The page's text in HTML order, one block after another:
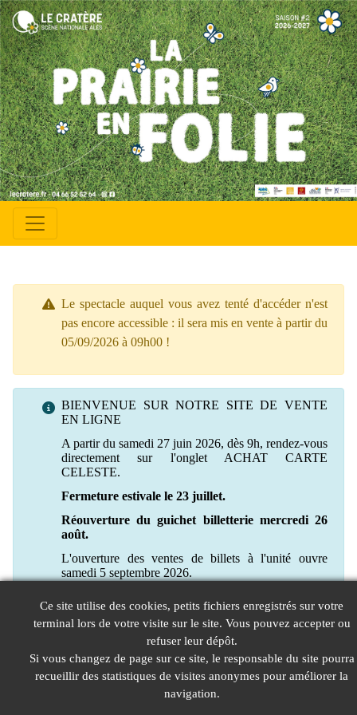
Le spectacle auquel vous avez tenté d'accéder n'est
pas encore accessible : il sera mis en vente à partir du
05/09/2026 à 09h00 !
BIENVENUE SUR NOTRE SITE DE VENTE
EN LIGNE
A partir du samedi 27 juin 2026, dès 9h, rendez-vous
directement sur l'onglet ACHAT CARTE
CELESTE.
Fermeture estivale le 23 juillet.
Réouverture du guichet billetterie mercredi 26
août.
L'ouverture des ventes de billets à l'unité ouvre
samedi 5 septembre 2026.
Ce site utilise des cookies, petits fichiers enregistrés sur votre
terminal lors de votre visite sur le site. Vous pouvez accepter ou
refuser leur dépôt.
Si vous changez de page sur ce site, le responsable du site pourra
recueillir des statistiques de visites anonymes pour améliorer la
navigation.